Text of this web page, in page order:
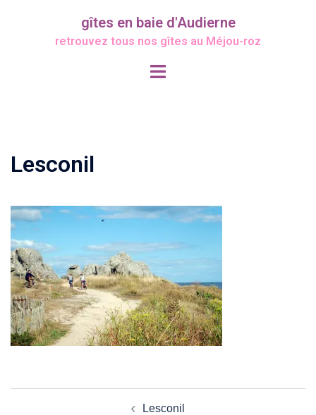
gîtes en baie d'Audierne
retrouvez tous nos gîtes au Méjou-roz
Ouvrir/fermer
Lesconil
Lesconil